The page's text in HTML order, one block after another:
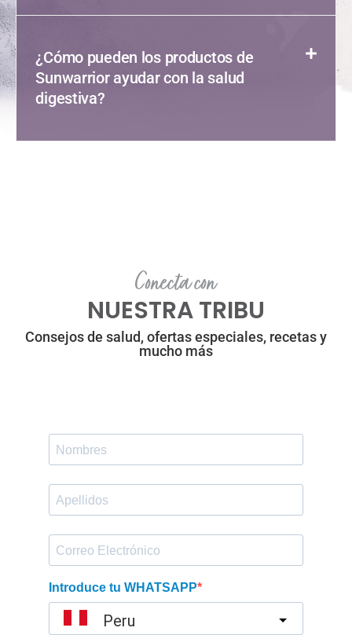
¿Cómo pueden los productos de
Sunwarrior ayudar con la salud
digestiva?
Conecta con
NUESTRA TRIBU
Consejos de salud, ofertas especiales, recetas y
mucho más
Introduce tu WHATSAPP
Peru